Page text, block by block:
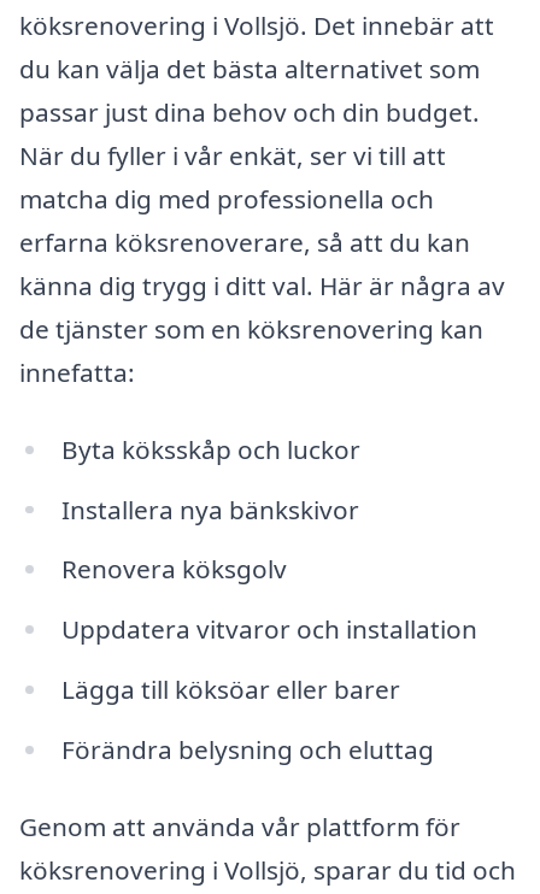
köksrenovering i Vollsjö. Det innebär att
du kan välja det bästa alternativet som
passar just dina behov och din budget.
När du fyller i vår enkät, ser vi till att
matcha dig med professionella och
erfarna köksrenoverare, så att du kan
känna dig trygg i ditt val. Här är några av
de tjänster som en köksrenovering kan
innefatta:
Byta köksskåp och luckor
Installera nya bänkskivor
Renovera köksgolv
Uppdatera vitvaror och installation
Lägga till köksöar eller barer
Förändra belysning och eluttag
Genom att använda vår plattform för
köksrenovering i Vollsjö, sparar du tid och